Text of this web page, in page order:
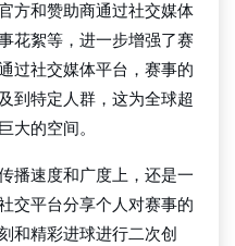
方和赞助商通过社交媒体
花絮等，进一步增强了赛
过社交媒体平台，赛事的
到特定人群，这为全球超
大的空间。
播速度和广度上，还是一
交平台分享个人对赛事的
和精彩进球进行二次创